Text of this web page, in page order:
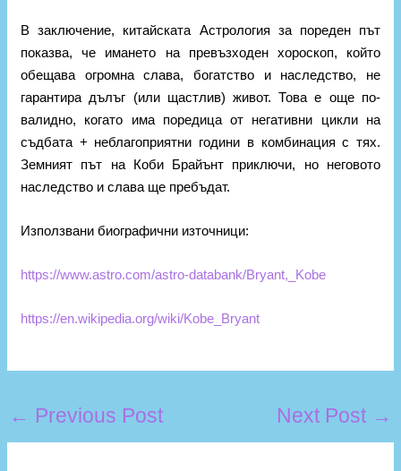
В заключение, китайската Астрология за пореден път
показва, че имането на превъзходен хороскоп, който
обещава огромна слава, богатство и наследство, не
гарантира дълъг (или щастлив) живот. Това е още по-
валидно, когато има поредица от негативни цикли на
съдбата + неблагоприятни години в комбинация с тях.
Земният път на Коби Брайънт приключи, но неговото
наследство и слава ще пребъдат.
Използвани биографични източници:
https://www.astro.com/astro-databank/Bryant,_Kobe
https://en.wikipedia.org/wiki/Kobe_Bryant
← Previous Post Next Post →